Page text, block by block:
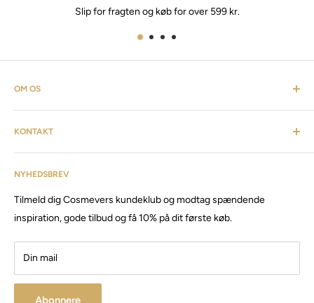
Slip for fragten og køb for over 599 kr.
OM OS
Cosmevers er et kosmetisk univers. Hvor du som kunde kan
finde alt fra frisørartikler, barberudstyr, personlig pleje,
inventar & listen fortsætter. Cosmevers er etableret i 2020, vi
har siden da solgt produkter og maskiner, til både privat &
Besøg vores store butik / showroom i Brabrand.
NYHEDSBREV
Tilmeld dig Cosmevers kundeklub og modtag spændende
inspiration, gode tilbud og få 10% på dit første køb.
Din mail
Abonnere
KONTAKT
Kundeservice: tlf:26 20 40 76
CVR: 41 50 56 21